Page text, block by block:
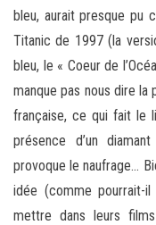
bleu, aurait presque pu
Titanic de 1997 (la
bleu, le « Coeur de
manque pas nous dire
française, ce qui fait le
présence d’un
provoque le naufrage…
idée (comme pourrait-
mettre dans leurs